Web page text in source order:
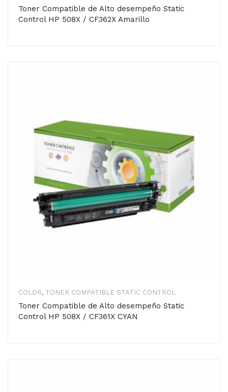
Toner Compatible de Alto desempeño Static
Control HP 508X / CF362X Amarillo
COLOR, TONER COMPATIBLE STATIC CONTROL
Toner Compatible de Alto desempeño Static
Control HP 508X / CF361X CYAN